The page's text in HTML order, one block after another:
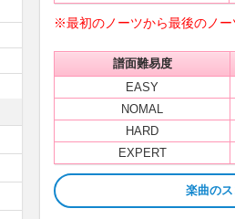
※最初のノーツから最後のノー
譜面難易度
EASY
NOMAL
HARD
EXPERT
楽曲の